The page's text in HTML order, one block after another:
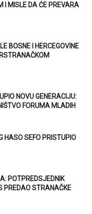
I MISLE DA ĆE PREVARA
BOSNE I HERCEGOVINE
NOVU GENERACIJU:
FORUMA MLADIH
HASO SEFO PRISTUPIO
POTPREDSJEDNIK
PREDAO STRANAČKE